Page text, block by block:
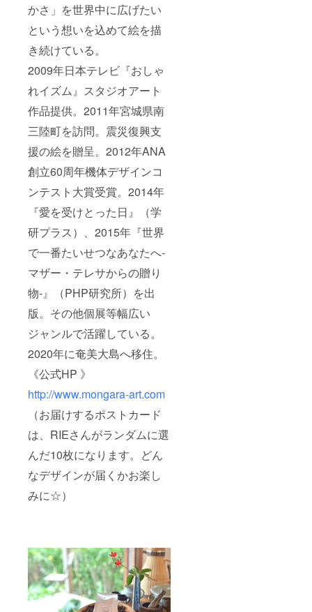
かさ」を世界中に広げたい
という想いを込めて絵を描
き続けている。
2009年日本テレビ『おしゃ
れイズム』スタジオアート
作品提供。2011年宮城県南
三陸町を訪問。震災復興支
援の絵を贈呈。2012年ANA
創立60周年機体デザインコ
ンテスト大賞受賞。2014年
『愛を受けとった日』（学
研プラス）、2015年『世界
で一番たいせつなあなたへ-
マザー・テレサからの贈り
物-』（PHP研究所）を出
版。その他個展等幅広い
ジャンルで活躍している。
2020年に奄美大島へ移住。
《公式HP 》
http://www.mongara-art.com
（お届けするポストカード
は、RIEさんがランダムに選
んだ10枚になります。どん
なデザインが届くかお楽し
みに☆）